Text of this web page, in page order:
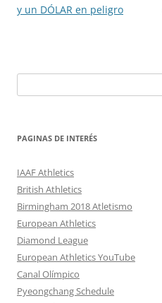
entradas
y un DÓLAR en peligro
PAGINAS DE INTERÉS
IAAF Athletics
British Athletics
Birmingham 2018 Atletismo
European Athletics
Diamond League
European Athletics YouTube
Canal Olímpico
Pyeongchang Schedule